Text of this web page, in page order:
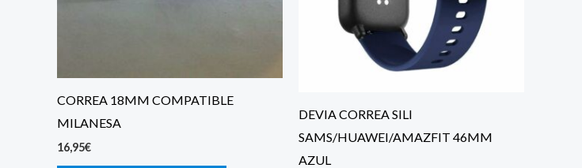
CORREA 18MM COMPATIBLE
MILANESA
16,95€
DEVIA CORREA SILI
SAMS/HUAWEI/AMAZFIT 46MM
AZUL